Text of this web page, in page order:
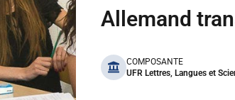
Allemand
benefits
COMPOSANTE
UFR Lettres, Langues et